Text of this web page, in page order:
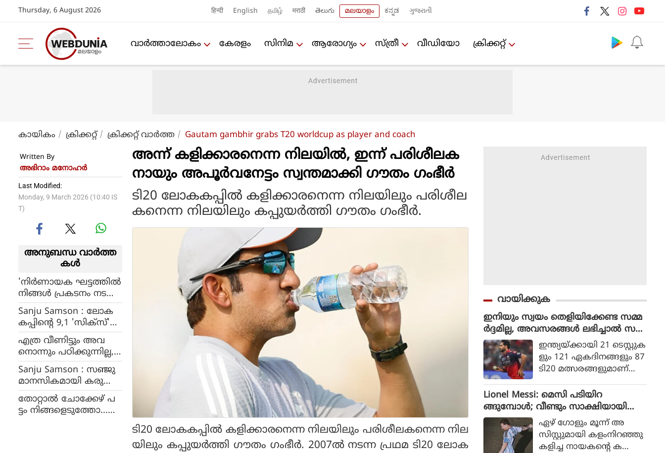
Thursday, 6 August 2026 हिन्दी English தமிழ் मराठी తెలుగు മലയാളം ಕನ್ನಡ ગુજરાતી
വാര്‍ത്താലോകം കേരളം സിനിമ ആരോഗ്യം സ്ത്രീ വീഡിയോ ക്രിക്കറ്റ്‌
കായികം ക്രിക്കറ്റ്‌ ക്രിക്കറ്റ്‌ വാര്‍ത്ത Gautam gambhir grabs T20 worldcup as player and coach
Written By
അഭിറാം മനോഹർ
Last Modified:
Monday, 9 March 2026 (10:40 IS
T)
അനുബന്ധ വാര്‍ത്ത
കള്‍
'നിർണായക ഘട്ടത്തിൽ
നിങ്ങൾ പ്രകടനം നട
ത്തി’, നിങ്ങളെ ഓർത്ത്
വലിയ സന്തോഷം
ചേട്ടാ.. സഞ്ജു സാംസ
ണെ അഭിനന്ദിച്ച് വിരാട്
കോഹ്‌ലി
Sanju Samson : ലോക
കപ്പിന്റെ 9,1 'സിക്‌സ്'
താരം, ഒരു ടി20 ലോക
കപ്പില്‍ ഏറ്റവും കൂടുത
ല്‍ സിക്‌സ്, സഞ്ജു ത
ന്നെ
എത്ര വീണിട്ടും അവ
നൊന്നും പഠിക്കുന്നില്ല,
ഇനിയും എന്തിനാണ്
അവസരങ്ങൾ
കൊടുക്കുന്നത്, അ
ഭിഷേകിനെതിരെ ഗ
വാസ്കർ
Sanju Samson : സഞ്ജു
മാനസികമായി കരുത്ത
നായി, വിജയരഹസ്യം
വിജയരഹസ്യം
വെളിപ്പെടുത്തി രവി
തോറ്റാൽ ചോക്കേഴ് പ
ട്ടം നിങ്ങളെടുത്തോ...
അന്ന് കളിക്കാരനെന്ന നിലയിൽ, ഇന്ന് പരിശീലക
നായും അപൂർവനേട്ടം സ്വന്തമാക്കി ഗൗതം ഗംഭീർ
ടി20 ലോകകപ്പില്‍ കളിക്കാരനെന്ന നിലയിലും പരിശീല
കനെന്ന നിലയിലും കപ്പുയര്‍ത്തി ഗൗതം ഗംഭീര്‍.
ടി20 ലോകകപ്പില്‍ കളിക്കാരനെന്ന നിലയിലും പരിശീലകനെന്ന നില
യിലും കപ്പുയര്‍ത്തി ഗൗതം ഗംഭീര്‍. 2007ല്‍ നടന്ന പ്രഥമ ടി20 ലോക
വായിക്കുക
ഇനിയും സ്വയം തെളിയിക്കേണ്ട സമ്മ
ർദ്ദമില്ല, അവസരങ്ങൾ ലഭിച്ചാൽ സ
ന്തോഷം അത്രമാത്രം : ഭുവനേശ്വർ
കുമാർ
ഇന്ത്യയ്ക്കായി 21 ടെസ്റ്റുക
ളും 121 ഏകദിനങ്ങളും 87
ടി20 മത്സരങ്ങളുമാണ്
ളിച്ചിട്ടുള്ളത്.
Lionel Messi: മെസി പടിയിറ
ങ്ങുമ്പോൾ; വീണ്ടും സാക്ഷിയായി
മെറ്റ്‌ലൈഫ് ഏഴ് ഗോളും മൂന്ന് അ
സിസ്റ്റുമായി കളംനിറഞ്ഞു
കളിച്ച നായകന്റെ ക